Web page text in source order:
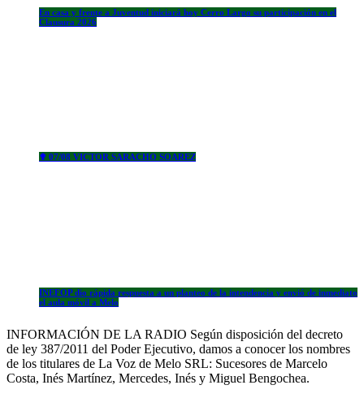
En casa y frente a Juventud iniciará hoy Cerro Largo su participación en el
Clausura 2026
✟ 07/08 VICTOR SARACHO SOAREZ
INEFOP dio rápida respuesta a un planteo de la intendencia y envió de inmediato
el aula móvil a Melo
INFORMACIÓN DE LA RADIO Según disposición del decreto
de ley 387/2011 del Poder Ejecutivo, damos a conocer los nombres
de los titulares de La Voz de Melo SRL: Sucesores de Marcelo
Costa, Inés Martínez, Mercedes, Inés y Miguel Bengochea.